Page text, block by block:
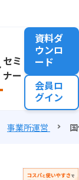
セミ
ナー
資料ダ
ウンロ
ード
会員ロ
グイン
事業所運営